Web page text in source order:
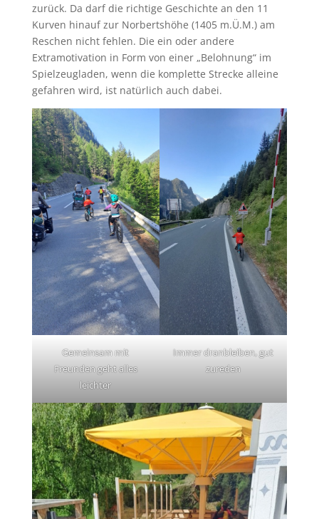
zurück. Da darf die richtige Geschichte an den 11
Kurven hinauf zur Norbertshöhe (1405 m.Ü.M.) am
Reschen nicht fehlen. Die ein oder andere
Extramotivation in Form von einer „Belohnung“ im
Spielzeugladen, wenn die komplette Strecke alleine
gefahren wird, ist natürlich auch dabei.
Gemeinsam mit
Freunden geht alles
leichter
Immer dranbleiben, gut
zureden